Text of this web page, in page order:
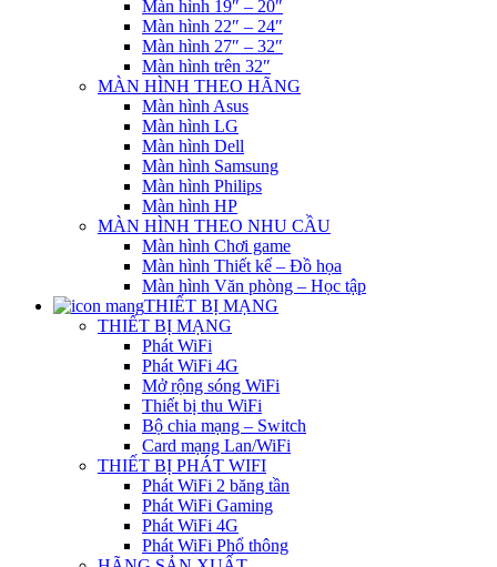
Màn hình 19″ – 20″
Màn hình 22″ – 24″
Màn hình 27″ – 32″
Màn hình trên 32″
MÀN HÌNH THEO HÃNG
Màn hình Asus
Màn hình LG
Màn hình Dell
Màn hình Samsung
Màn hình Philips
Màn hình HP
MÀN HÌNH THEO NHU CẦU
Màn hình Chơi game
Màn hình Thiết kế – Đồ họa
Màn hình Văn phòng – Học tập
THIẾT BỊ MẠNG
THIẾT BỊ MẠNG
Phát WiFi
Phát WiFi 4G
Mở rộng sóng WiFi
Thiết bị thu WiFi
Bộ chia mạng – Switch
Card mạng Lan/WiFi
THIẾT BỊ PHÁT WIFI
Phát WiFi 2 băng tần
Phát WiFi Gaming
Phát WiFi 4G
Phát WiFi Phổ thông